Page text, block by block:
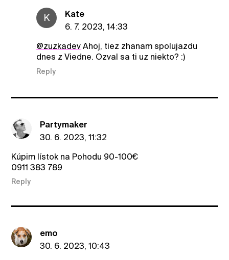
K
Kate
6. 7. 2023, 14:33
@zuzkadevAhoj, tiez zhanam spolujazdu
dnes z Viedne. Ozval sa ti uz niekto? :)
Reply
Partymaker
30. 6. 2023, 11:32
Kúpim lístok na Pohodu 90-100€
0911 383 789
Reply
emo
30. 6. 2023, 10:43